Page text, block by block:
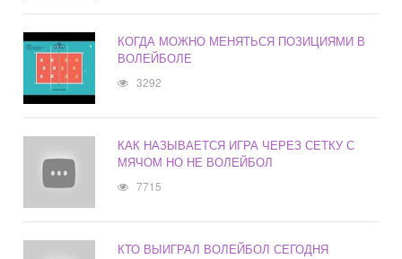
КОГДА МОЖНО МЕНЯТЬСЯ ПОЗИЦИЯМИ В
ВОЛЕЙБОЛЕ
3292
КАК НАЗЫВАЕТСЯ ИГРА ЧЕРЕЗ СЕТКУ С
МЯЧОМ НО НЕ ВОЛЕЙБОЛ
7715
КТО ВЫИГРАЛ ВОЛЕЙБОЛ СЕГОДНЯ